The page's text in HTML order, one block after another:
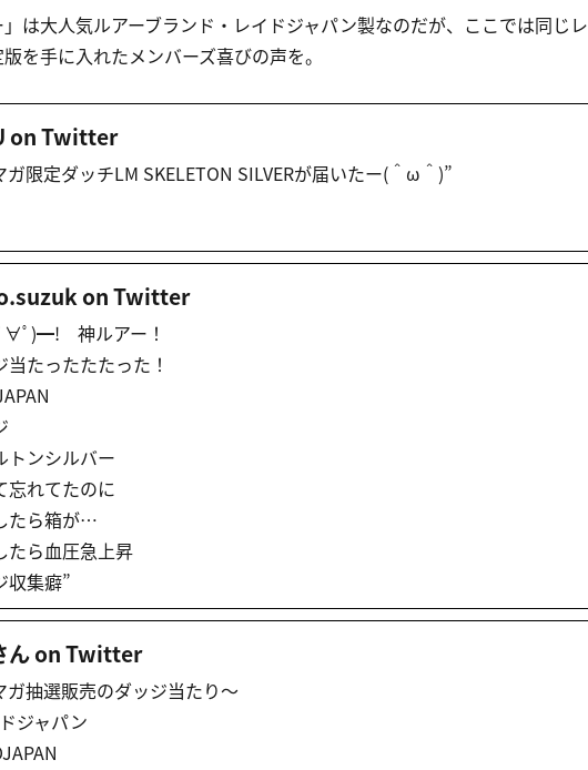
は大人気ルアーブランド・レイドジャパン製なのだが、ここでは同じレ
を手に入れたメンバーズ喜びの声を。
on Twitter
ガ限定ダッチLM SKELETON SILVERが届いたー(＾ω＾)”
on Twitter
∀ﾟ)━! 神ルアー！
当たったたたった！
トンシルバー
忘れてたのに
たら箱が…
たら血圧急上昇
収集癖”
ん on Twitter
ガ抽選販売のダッジ当たり～
ジャパン